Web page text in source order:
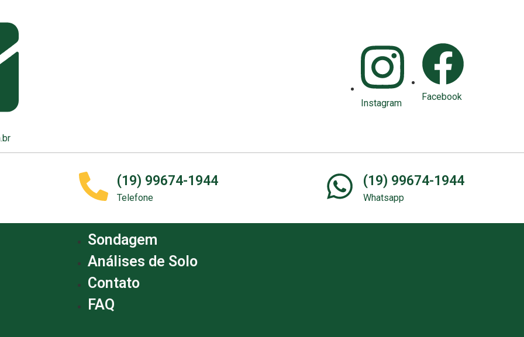
Instagram
Facebook
(19) 99674-1944
Telefone
(19) 99674-1944
Whatsapp
Sondagem
Análises de Solo
Contato
FAQ